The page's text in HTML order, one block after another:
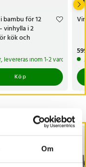
Om
bambu för 12
vinhylla i 2
kök och
levereras inom 1-2 vardagar
Köp